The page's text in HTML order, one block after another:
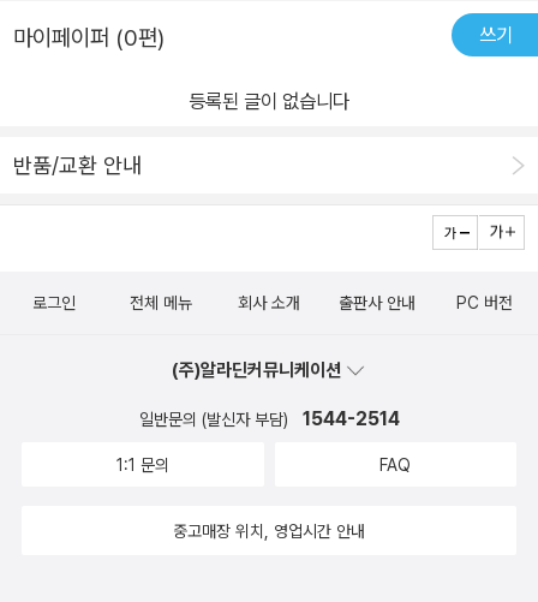
마이페이퍼 (0편) 쓰기
등록된 글이 없습니다
반품/교환 안내
로그인 전체 메뉴 회사 소개 출판사 안내 PC 버전
(주)알라딘커뮤니케이션
일반문의 (발신자 부담) 1544-2514
1:1 문의 FAQ
중고매장 위치, 영업시간 안내